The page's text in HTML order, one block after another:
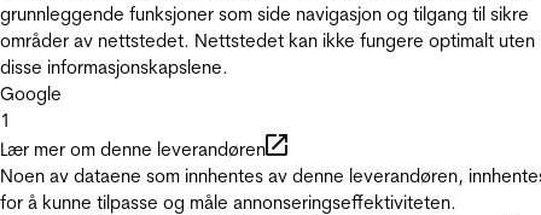
grunnleggende funksjoner som side navigasjon og tilgang til sikre
områder av nettstedet. Nettstedet kan ikke fungere optimalt uten
disse informasjonskapslene.
Google
1
Lær mer om denne leverandøren
Noen av dataene som innhentes av denne leverandøren,
for å kunne tilpasse og måle annonseringseffektiviteten.